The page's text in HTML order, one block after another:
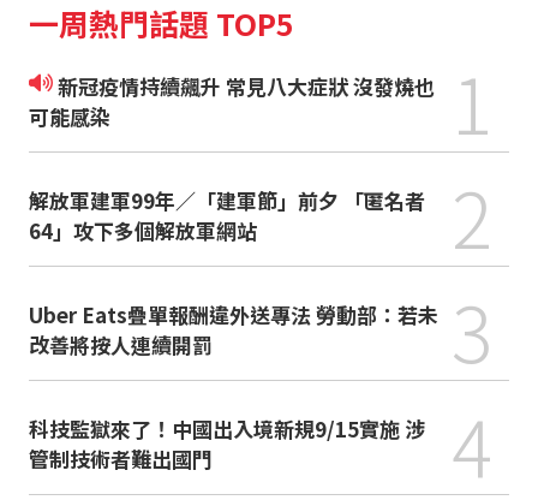
一周熱門話題 TOP5
新冠疫情持續飆升 常見八大症狀 沒發燒也
可能感染
1
解放軍建軍99年／「建軍節」前夕 「匿名者
64」攻下多個解放軍網站
2
Uber Eats疊單報酬違外送專法 勞動部：若未
改善將按人連續開罰
3
科技監獄來了！中國出入境新規9/15實施 涉
管制技術者難出國門
4